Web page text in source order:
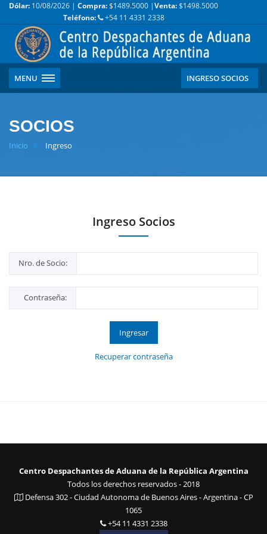
Dólar: 10/08/2026 | Compra:$1489.5000 |Venta:$1498.5000
Teléfono:
+54 11 4331 2338
MENU INGRESO SOCIOS
SOCIOS
Inicio Ingreso
Ingreso Socios
Nro. de Socio:
Contraseña:
Ingresar
Recuperar contraseña
Centro Despachantes de Aduana de la República Argentina
Todos los derechos reservados - 2018
Defensa 302 - Ciudad Autonoma de Buenos Aires - Argentina - CP
1065
+54 11 4331 2338